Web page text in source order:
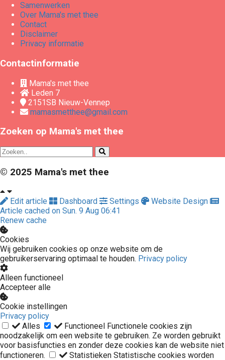
Samenwerken
Over Mama's met thee
Contact
Disclaimer
Privacy informatie
Contactinformatie
Mama's met thee
Leden 7
2151SB Nieuw-Vennep
mamasmetthee@gmail.com
Zoeken op Mama's met thee
© 2025 Mama's met thee
Edit article Dashboard Settings
Website Design
Article cached on Sun. 9 Aug 06:41
Renew cache
Cookies
Wij gebruiken cookies op onze website om de
gebruikerservaring optimaal te houden. Privacy policy
Alleen functioneel
Accepteer alle
Cookie instellingen
Privacy policy
Alles
Functioneel Functionele cookies zijn
noodzakelijk om een website te gebruiken. Ze worden gebruikt
voor basisfuncties en zonder deze cookies kan de website niet
functioneren.
Statistieken Statistische cookies worden